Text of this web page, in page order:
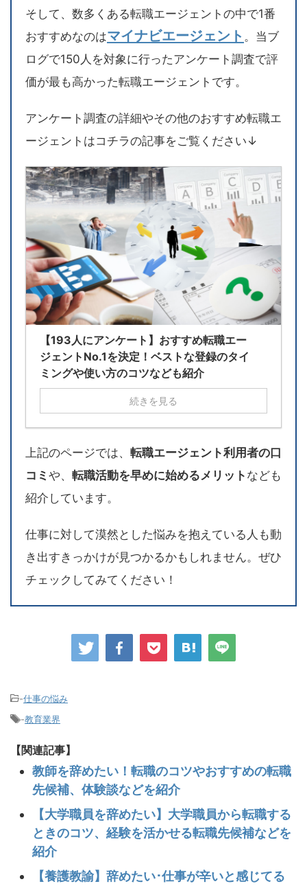
そして、数多くある転職エージェントの中で1番
おすすめなのはマイナビエージェント 。当ブ
ログで150人を対象に行ったアンケート調査で評
価が最も高かった転職エージェントです。
アンケート調査の詳細やその他のおすすめ転職エ
ージェントはコチラの記事をご覧ください↓
【193人にアンケート】おすすめ転職エー
ジェントNo.1を決定！ベストな登録のタイ
ミングや使い方のコツなども紹介
続きを見る
上記のページでは、 転職エージェント利用者の口
コミ や、 転職活動を早めに始めるメリット なども
紹介しています。
仕事に対して漠然とした悩みを抱えている人も動
き出すきっかけが見つかるかもしれません。ぜひ
チェックしてみてください！
-仕事の悩み
-教育業界
【関連記事】
教師を辞めたい！転職のコツやおすすめの転職
先候補、体験談などを紹介
【大学職員を辞めたい】大学職員から転職する
ときのコツ、経験を活かせる転職先候補などを
紹介
【養護教諭】辞めたい･仕事が辛いと感じてる